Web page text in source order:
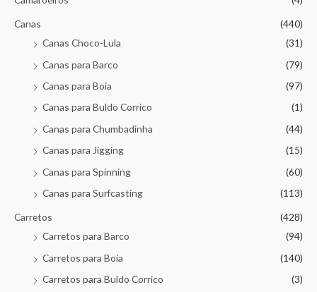
Canas
(440)
Canas Choco-Lula
(31)
Canas para Barco
(79)
Canas para Boia
(97)
Canas para Buldo Corrico
(1)
Canas para Chumbadinha
(44)
Canas para Jigging
(15)
Canas para Spinning
(60)
Canas para Surfcasting
(113)
Carretos
(428)
Carretos para Barco
(94)
Carretos para Boia
(140)
Carretos para Buldo Corrico
(3)